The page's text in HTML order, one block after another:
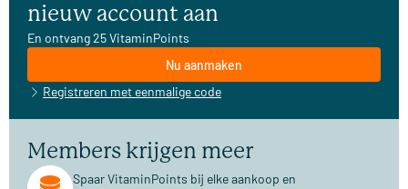
nieuw account aan
En ontvang 25 VitaminPoints
Nu aanmaken
Registreren met eenmalige code
Members krijgen meer
Spaar VitaminPoints bij elke aankoop en